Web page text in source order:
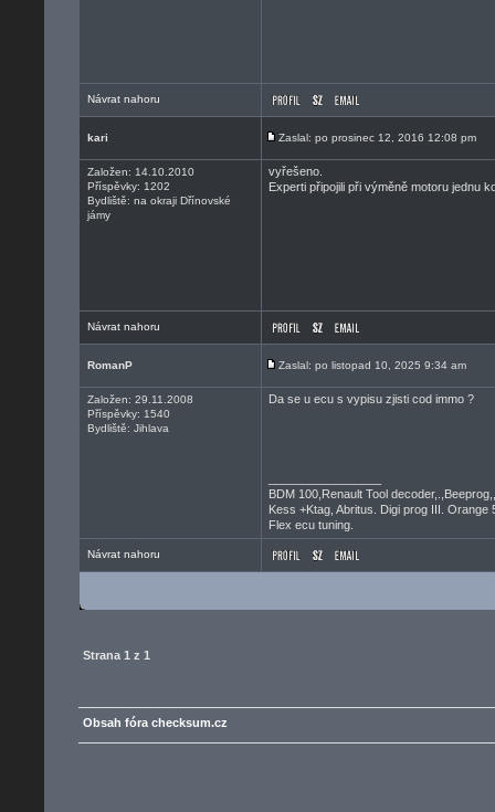
Návrat nahoru
kari Zaslal: po prosinec 12, 2016 12:08 pm
Založen: 14.10.2010
Příspěvky: 1202
Bydliště: na okraji Dřínovské
jámy
vyřešeno.
Experti připojili při výměně motoru jednu
Návrat nahoru
RomanP Zaslal: po listopad 10, 2025 9:34 am
Založen: 29.11.2008
Příspěvky: 1540
Bydliště: Jihlava
Da se u ecu s vypisu zjisti cod immo ?
BDM 100,Renault Tool
Kess +Ktag, Abritus. Digi prog III. Orange
Flex ecu tuning.
Návrat nahoru
Strana 1 z 1
Obsah fóra checksum.cz